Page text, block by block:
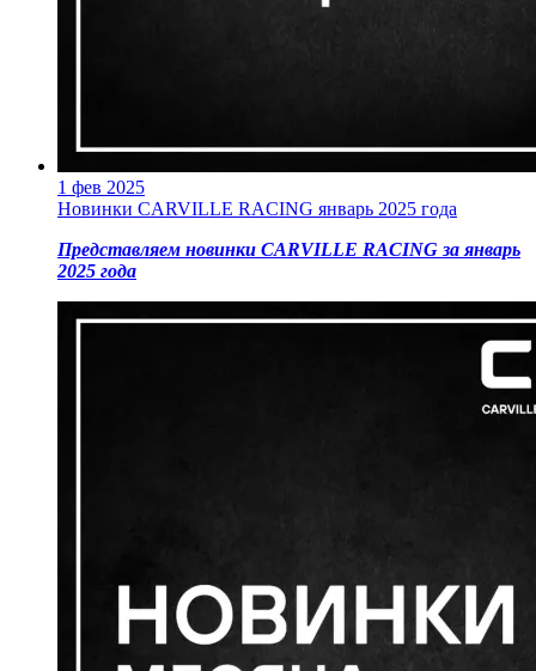
1 фев 2025
Новинки CARVILLE RACING январь 2025 года
Представляем новинки CARVILLE RACING за январь
2025 года